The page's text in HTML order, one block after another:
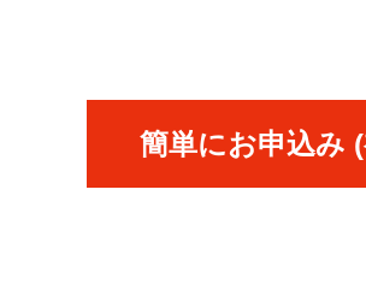
簡単にお申込み